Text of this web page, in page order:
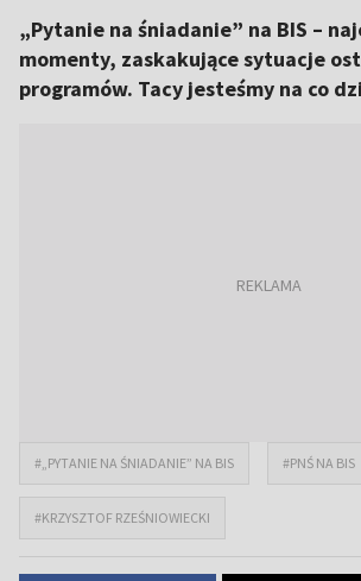
„Pytanie na śniadanie” na BIS –
momenty, zaskakujące sytuacje
programów. Tacy jesteśmy na co
#„PYTANIE NA ŚNIADANIE” NA BIS #PNŚ NA BIS
#KRZYSZTOF RZEŚNIOWIECKI